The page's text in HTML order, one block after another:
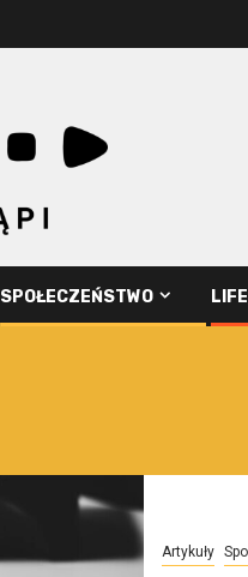
SPOŁECZEŃSTWO
Artykuły